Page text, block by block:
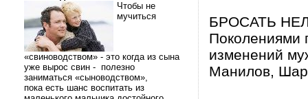
Чтобы не
мучиться
«свиноводством» - это когда из сына
уже вырос свин - полезно
заниматься «сыноводством»,
пока есть шанс воспитать из
БРОСАТЬ
Поколениями
изменений
Манилов,